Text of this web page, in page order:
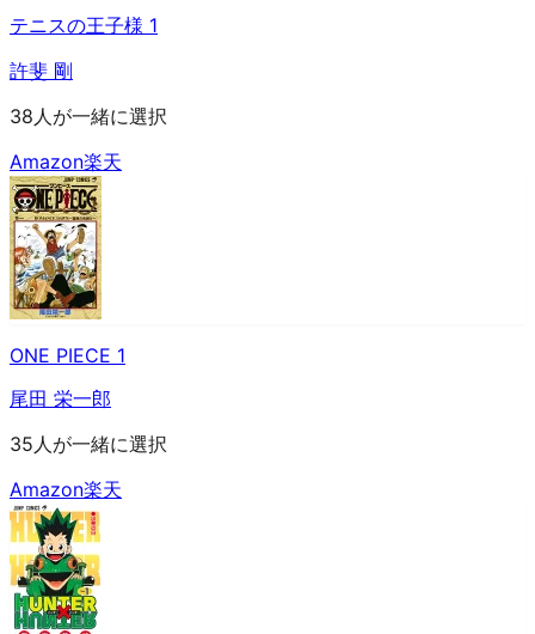
テニスの王子様 1
許斐 剛
38人が一緒に選択
Amazon楽天
ONE PIECE 1
尾田 栄一郎
35人が一緒に選択
Amazon楽天